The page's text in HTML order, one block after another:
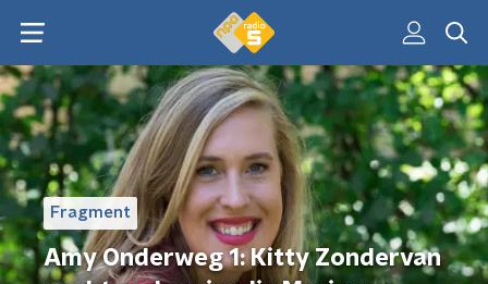
Fragment
Amy Onderweg 1: Kitty Zondervan